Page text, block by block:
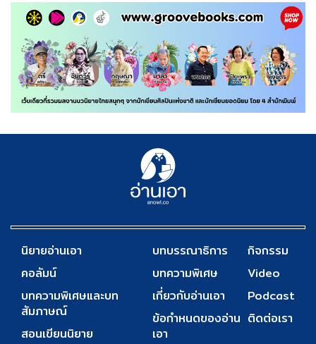
นิยายอ่านเอา
คอลัมน์
บทความพิเศษและบท
สัมภาษณ์
สอนเขียนนิยาย
บทบรรณาธิการ
บทความพิเศษ
เกี่ยวกับอ่านเอา
ข้อกำหนดของอ่าน
เอา
กิจกรรม
Video
Podcast
ติดต่อเรา